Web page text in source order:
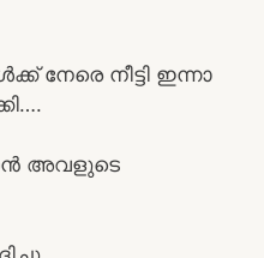
നേരെ നീട്ടി ഇന്നാ
അവളുടെ